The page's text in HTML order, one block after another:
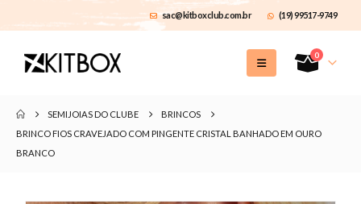
sac@kitboxclub.com.br (19) 99517-9749
0
SEMIJOIAS DO CLUBE
BRINCOS
BRINCO FIOS CRAVEJADO COM PINGENTE CRISTAL BANHADO EM OURO
BRANCO